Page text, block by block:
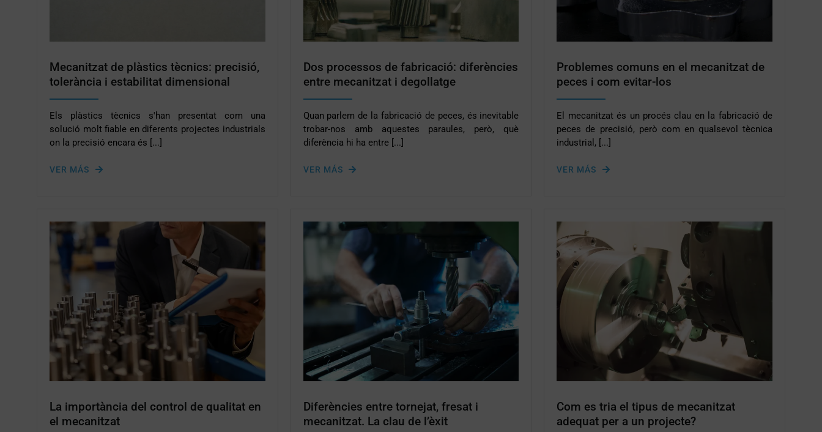
Mecanitzat de plàstics tècnics: precisió,
tolerància i estabilitat dimensional
Els plàstics tècnics s'han presentat com una
solució molt fiable en diferents projectes industrials
on la precisió encara és [...]
VER MÁS
Dos processos de fabricació: diferències
entre mecanitzat i degollatge
Quan parlem de la fabricació de peces, és inevitable
trobar-nos amb aquestes paraules, però, què
diferència hi ha entre [...]
VER MÁS
Problemes comuns en el mecanitzat de
peces i com evitar-los
El mecanitzat és un procés clau en la fabricació de
peces de precisió, però com en qualsevol tècnica
industrial, [...]
VER MÁS
La importància del control de qualitat en
el mecanitzat
Diferències entre tornejat, fresat i
mecanitzat. La clau de l’èxit
Com es tria el tipus de mecanitzat
adequat per a un projecte?